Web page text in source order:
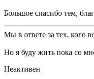
Большое спасибо тем,
Мы в ответе за тех, кого
Но я буду жить пока со
Неактивен